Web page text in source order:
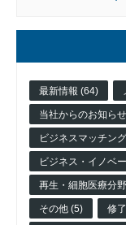
ンス
クー
ル
アク
セラ
レー
ショ
ンプ
ログ
ラム
最新情報 (64)
当社からのお知ら
ビジネスマッチン
ビジネス・イノベ
再生・細胞医療分
その他 (5) 修